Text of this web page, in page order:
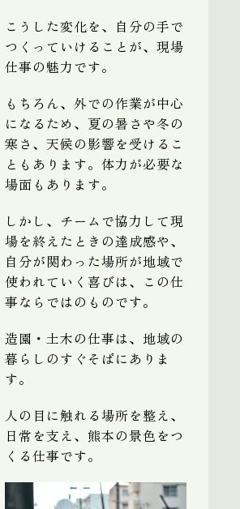
こうした変化を、自分の手で
つくっていけることが、現場
仕事の魅力です。
もちろん、外での作業が中心
になるため、夏の暑さや冬の
寒さ、天候の影響を受けるこ
ともあります。体力が必要な
場面もあります。
しかし、チームで協力して現
場を終えたときの達成感や、
自分が関わった場所が地域で
使われていく喜びは、この仕
事ならではのものです。
造園・土木の仕事は、地域の
暮らしのすぐそばにありま
す。
人の目に触れる場所を整え、
日常を支え、熊本の景色をつ
くる仕事です。